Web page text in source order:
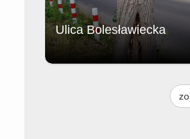
Ulica Bolesławiecka
jest do usunięcia. Praktycznie
środku i pochylone na jezdnię.